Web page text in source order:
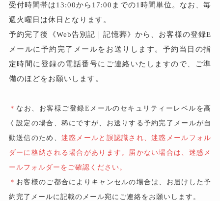
受付時間帯は13:00から17:00までの1時間単位。なお、毎
週火曜日は休日となります。
予約完了後《Web告別記｜記憶葬》から、お客様の登録E
メールに予約完了メールをお送りします。予約当日の指
定時間に登録の電話番号にご連絡いたしますので、ご準
備のほどをお願いします。
＊ なお、お客様ご登録Eメールのセキュリティーレベルを高
く設定の場合、稀にですが、お送りする予約完了メールが自
動送信のため、 迷惑メールと誤認識され、迷惑メールフォル
ダーに格納される場合があります。届かない場合は、迷惑メ
ールフォルダーをご確認ください。
＊ お客様のご都合によりキャンセルの場合は、お届けした予
約完了メールに記載のメール宛にご連絡をお願いします。